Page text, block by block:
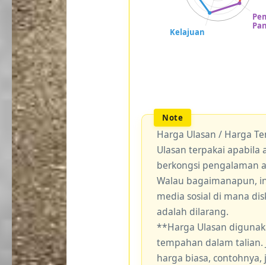
Harga Ulasan / Harga
Ulasan terpakai
berkongsi pengalaman
Walau bagaimanapun,
media sosial di mana
adalah dilarang.
**Harga Ulasan
tempahan dalam talian.
harga biasa,